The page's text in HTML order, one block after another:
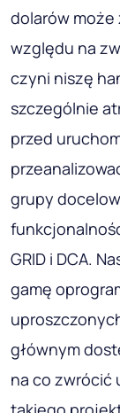
dolarów może
względu na
czyni niszę
szczególnie
przed
grupy
GRID i DCA.
gamę
głównym
na co zwrócić